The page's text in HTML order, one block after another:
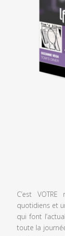
C’est
quotidiens et
qui font
toute la